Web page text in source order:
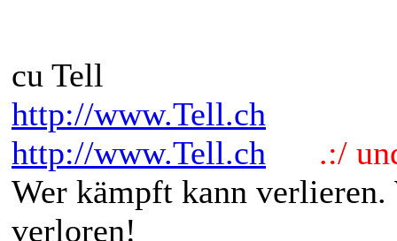
cu Tell
http://www.Tell.ch
http://www.Tell.ch
.:/
Wer kämpft kann
verloren!